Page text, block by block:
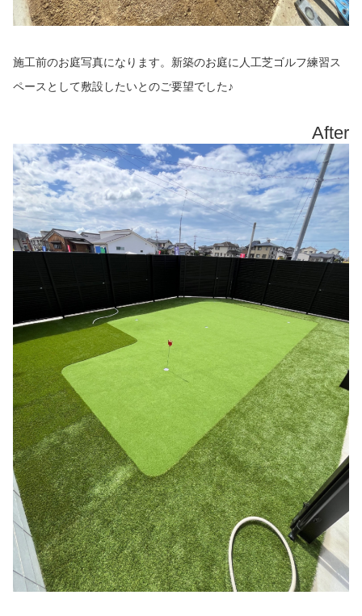
施工前のお庭写真になります。新築のお庭に人工芝ゴルフ練習ス
ペースとして敷設したいとのご要望でした♪
After